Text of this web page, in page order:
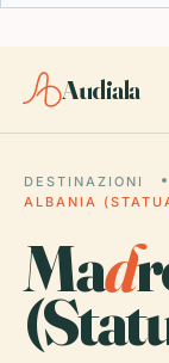
Audiala
DESTINAZIONI
ALBANIA
Mad